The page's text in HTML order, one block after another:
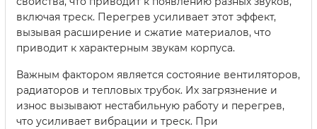
включая треск. Перегрев усиливает этот эффект,
вызывая расширение и сжатие материалов, что
приводит к характерным звукам корпуса.
Важным фактором является состояние вентиляторов,
радиаторов и тепловых трубок. Их загрязнение и
износ вызывают нестабильную работу и перегрев,
что усиливает вибрации и треск. При